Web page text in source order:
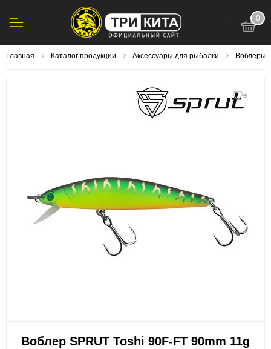
0
Главная Каталог продукции Аксессуары для рыбалки Воблеры
Воблер SPRUT Toshi 90F-FT 90mm 11g